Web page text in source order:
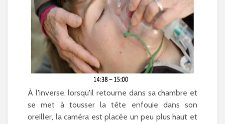
À l'inverse, lorsqu'il retourne dans sa chambre et
se met à tousser la tête enfouie dans son
oreiller, la caméra est placée un peu plus haut et